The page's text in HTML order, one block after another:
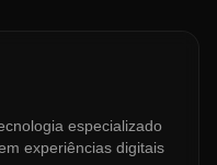
especializado
experiências digitais